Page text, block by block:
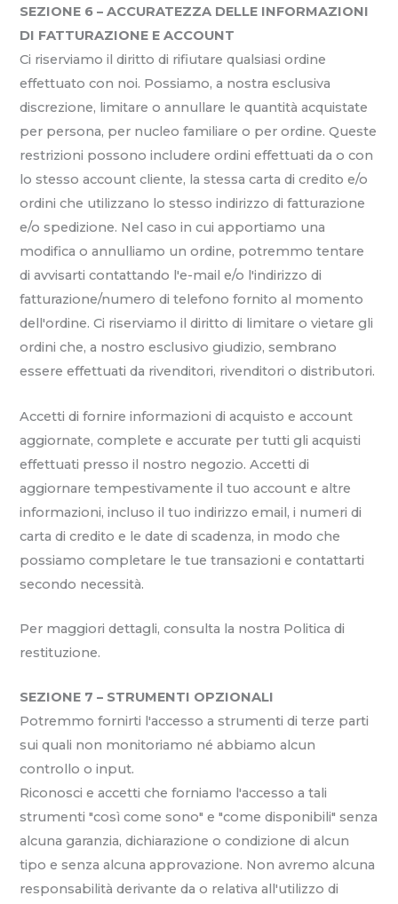
SEZIONE 6 – ACCURATEZZA DELLE INFORMAZIONI
DI FATTURAZIONE E ACCOUNT
Ci riserviamo il diritto di rifiutare qualsiasi ordine
effettuato con noi. Possiamo, a nostra esclusiva
discrezione, limitare o annullare le quantità acquistate
per persona, per nucleo familiare o per ordine. Queste
restrizioni possono includere ordini effettuati da o con
lo stesso account cliente, la stessa carta di credito e/o
ordini che utilizzano lo stesso indirizzo di fatturazione
e/o spedizione. Nel caso in cui apportiamo una
modifica o annulliamo un ordine, potremmo tentare
di avvisarti contattando l'e-mail e/o l'indirizzo di
fatturazione/numero di telefono fornito al momento
dell'ordine. Ci riserviamo il diritto di limitare o vietare gli
ordini che, a nostro esclusivo giudizio, sembrano
essere effettuati da rivenditori, rivenditori o distributori.
Accetti di fornire informazioni di acquisto e account
aggiornate, complete e accurate per tutti gli acquisti
effettuati presso il nostro negozio. Accetti di
aggiornare tempestivamente il tuo account e altre
informazioni, incluso il tuo indirizzo email, i numeri di
carta di credito e le date di scadenza, in modo che
possiamo completare le tue transazioni e contattarti
secondo necessità.
Per maggiori dettagli, consulta la nostra Politica di
restituzione.
SEZIONE 7 – STRUMENTI OPZIONALI
Potremmo fornirti l'accesso a strumenti di terze parti
sui quali non monitoriamo né abbiamo alcun
controllo o input.
Riconosci e accetti che forniamo l'accesso a tali
strumenti "così come sono" e "come disponibili" senza
alcuna garanzia, dichiarazione o condizione di alcun
tipo e senza alcuna approvazione. Non avremo alcuna
responsabilità derivante da o relativa all'utilizzo di